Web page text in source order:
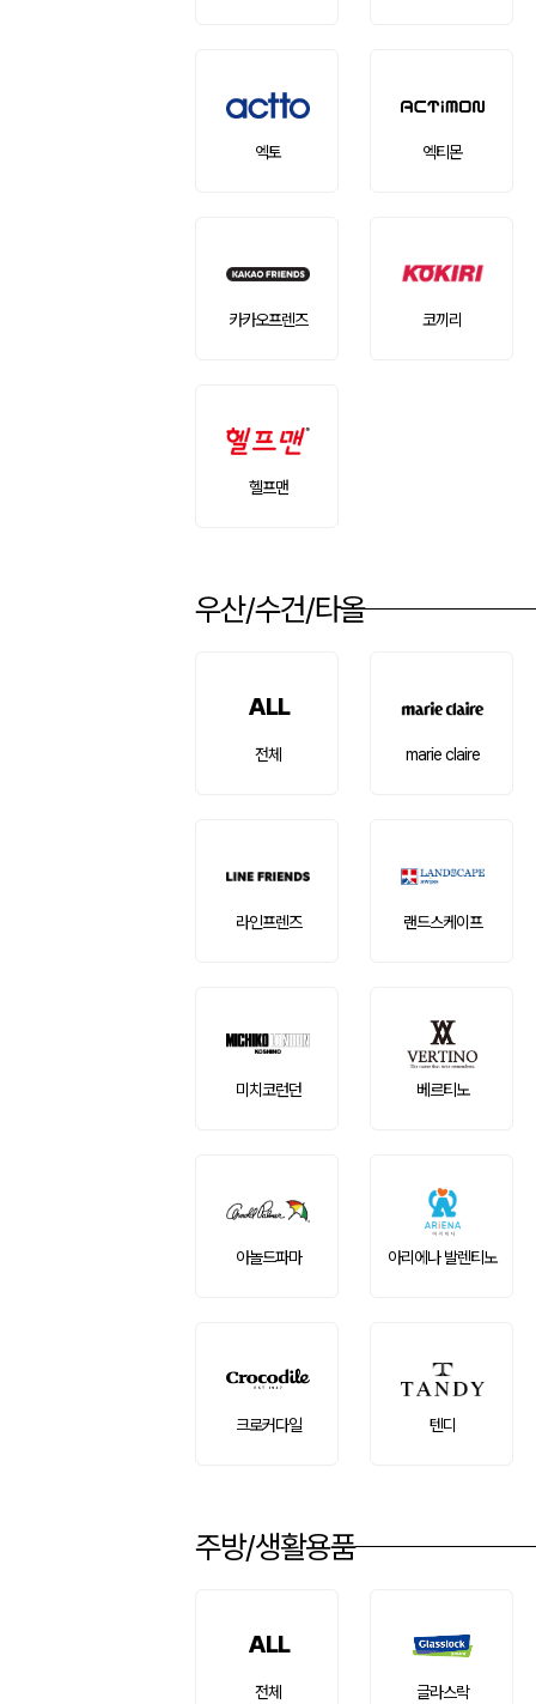
엑토 엑티몬
카카오프렌즈 코끼리
헬프맨
우산/수건/타올
ALL
전체 marie claire
라인프렌즈 랜드스케이프
미치코런던 베르티노
아놀드파마 아리에나 발렌티노
크로커다일 텐디
주방/생활용품
ALL
전체 글라스락